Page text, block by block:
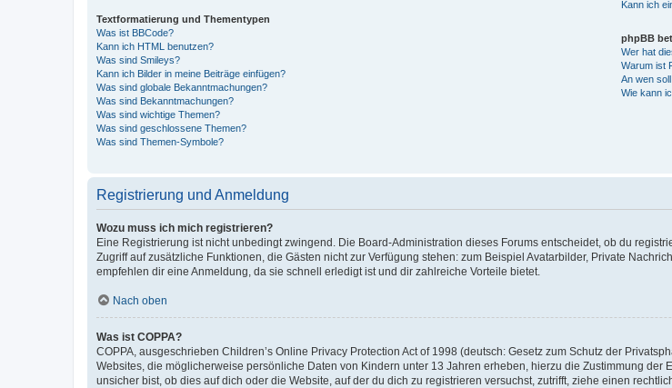
Textformatierung und Thementypen
Was ist BBCode?
Kann ich HTML benutzen?
Was sind Smileys?
Kann ich Bilder in meine Beiträge einfügen?
Was sind globale Bekanntmachungen?
Was sind Bekanntmachungen?
Was sind wichtige Themen?
Was sind geschlossene Themen?
Was sind Themen-Symbole?
Kann ich
phpBB
Wer hat
Warum ist
An wen
Wie kann
Registrierung und Anmeldung
Wozu muss ich mich registrieren?
Eine Registrierung ist nicht unbedingt zwingend. Die Board-Administration dieses Forums entscheidet, ob du
Zugriff auf zusätzliche Funktionen, die Gästen nicht zur Verfügung stehen: zum Beispiel Avatarbilder, Private
empfehlen dir eine Anmeldung, da sie schnell erledigt ist und dir zahlreiche Vorteile bietet.
Nach oben
Was ist COPPA?
COPPA, ausgeschrieben Children’s Online Privacy Protection Act of 1998 (deutsch: Gesetz zum Schutz der
Websites, die möglicherweise persönliche Daten von Kindern unter 13 Jahren erheben, hierzu die Zustimmung
unsicher bist, ob dies auf dich oder die Website, auf der du dich zu registrieren versuchst, zutrifft, ziehe einen